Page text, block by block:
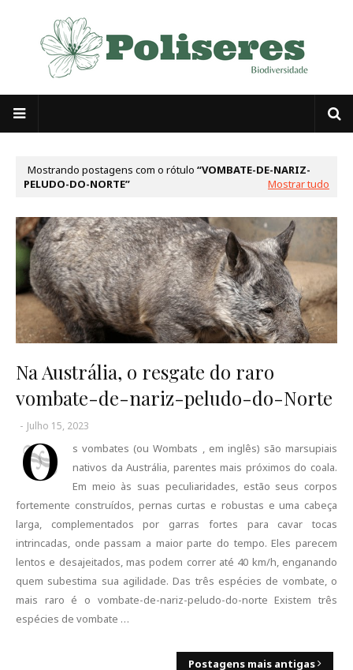
Mostrando postagens com o rótulo VOMBATE-DE-NARIZ-
PELUDO-DO-NORTE
Mostrar tudo
Na Austrália, o resgate do raro
vombate-de-nariz-peludo-do-Norte
- Julho 15, 2023
O
s vombates (ou Wombats , em inglês) são marsupiais
nativos da Austrália, parentes mais próximos do coala.
Em meio às suas peculiaridades, estão seus corpos
fortemente construídos, pernas curtas e robustas e uma cabeça
larga, complementados por garras fortes para cavar tocas
intrincadas, onde passam a maior parte do tempo. Eles parecem
lentos e desajeitados, mas podem correr até 40 km/h, enganando
quem subestima sua agilidade. Das três espécies de vombate, o
mais raro é o vombate-de-nariz-peludo-do-norte Existem três
espécies de vombate …
Postagens mais antigas